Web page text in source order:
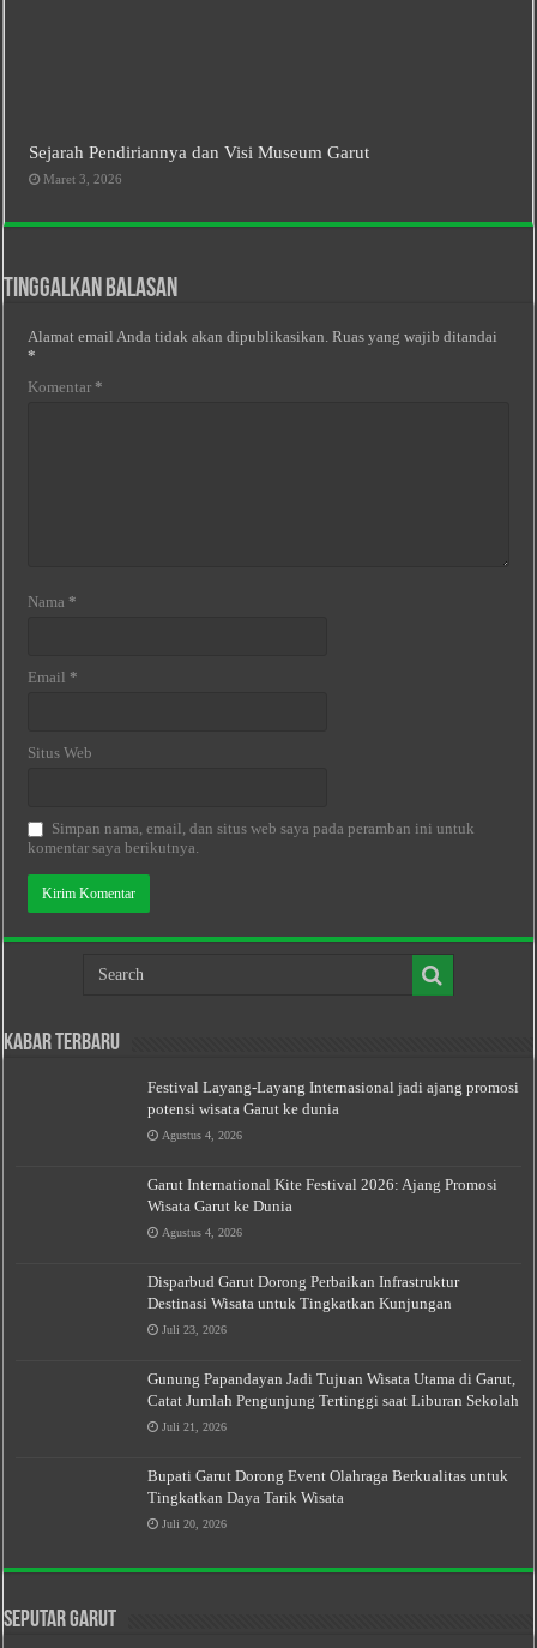
Sejarah Pendiriannya dan Visi Museum Garut
Maret 3, 2026
Tinggalkan Balasan
Alamat email Anda tidak akan dipublikasikan. Ruas yang wajib ditandai
*
Komentar *
Nama *
Email *
Situs Web
Simpan nama, email, dan situs web saya pada peramban ini untuk
komentar saya berikutnya.
Kabar Terbaru
Festival Layang-Layang Internasional jadi ajang promosi
potensi wisata Garut ke dunia
Agustus 4, 2026
Garut International Kite Festival 2026: Ajang Promosi
Wisata Garut ke Dunia
Agustus 4, 2026
Disparbud Garut Dorong Perbaikan Infrastruktur
Destinasi Wisata untuk Tingkatkan Kunjungan
Juli 23, 2026
Gunung Papandayan Jadi Tujuan Wisata Utama di Garut,
Catat Jumlah Pengunjung Tertinggi saat Liburan Sekolah
Juli 21, 2026
Bupati Garut Dorong Event Olahraga Berkualitas untuk
Tingkatkan Daya Tarik Wisata
Juli 20, 2026
Seputar Garut